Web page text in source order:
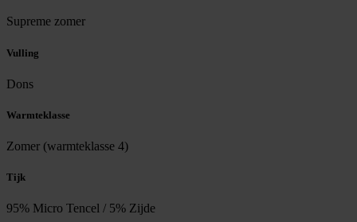
Supreme zomer
Vulling
Dons
Warmteklasse
Zomer (warmteklasse 4)
Tijk
95% Micro Tencel / 5% Zijde